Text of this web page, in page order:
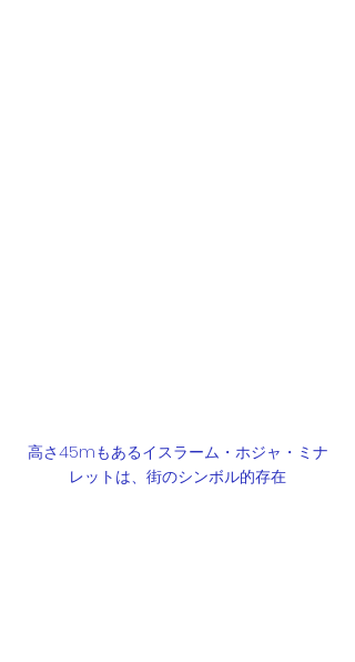
高さ45mもあるイスラーム・ホジャ・ミナ
レットは、街のシンボル的存在